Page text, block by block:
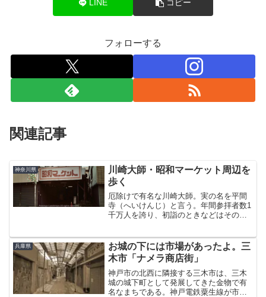
LINE コピー
フォローする
関連記事
神奈川県
川崎大師・昭和マーケット周辺を
歩く
厄除けで有名な川崎大師。実の名を平間
寺（へいけんじ）と言う。年間参拝者数1
千万人を誇り、初詣のときなどはそのカ
大師の近くに昭和レトロな街並みがある
という情報をキャッチし...
兵庫県
お城の下には市場があったよ。三
木市「ナメラ商店街」
神戸市の北西に隣接する三木市は、三木
城の城下町として発展してきた金物で有
名なまちである。神戸電鉄粟生線が市内